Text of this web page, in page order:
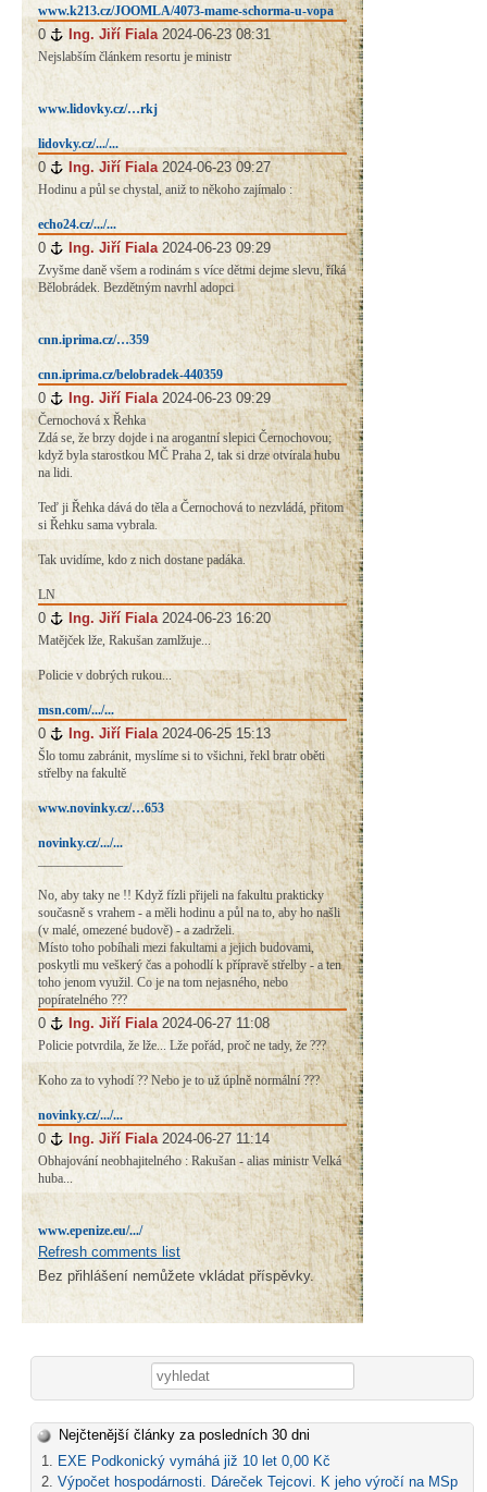
www.k213.cz/JOOMLA/4073-mame-schorma-u-vopa
0 # Ing. Jiří Fiala 2024-06-23 08:31
Nejslabším článkem resortu je ministr
www.lidovky.cz/…rkj
lidovky.cz/.../...
0 # Ing. Jiří Fiala 2024-06-23 09:27
Hodinu a půl se chystal, aniž to někoho zajímalo :
echo24.cz/.../...
0 # Ing. Jiří Fiala 2024-06-23 09:29
Zvyšme daně všem a rodinám s více dětmi dejme slevu, říká
Bělobrádek. Bezdětným navrhl adopci
cnn.iprima.cz/…359
cnn.iprima.cz/belobradek-440359
0 # Ing. Jiří Fiala 2024-06-23 09:29
Černochová x Řehka
Zdá se, že brzy dojde i na arogantní slepici Černochovou;
když byla starostkou MČ Praha 2, tak si drze otvírala hubu
na lidi.
Teď ji Řehka dává do těla a Černochová to nezvládá, přitom
si Řehku sama vybrala.
Tak uvidíme, kdo z nich dostane padáka.
LN
0 # Ing. Jiří Fiala 2024-06-23 16:20
Matějček lže, Rakušan zamlžuje...
Policie v dobrých rukou...
msn.com/.../...
0 # Ing. Jiří Fiala 2024-06-25 15:13
Šlo tomu zabránit, myslíme si to všichni, řekl bratr oběti
střelby na fakultě
www.novinky.cz/…653
novinky.cz/.../...
_____________
No, aby taky ne !! Když fízli přijeli na fakultu prakticky
současně s vrahem - a měli hodinu a půl na to, aby ho našli
(v malé, omezené budově) - a zadrželi.
Místo toho pobíhali mezi fakultami a jejich budovami,
poskytli mu veškerý čas a pohodlí k přípravě střelby - a ten
toho jenom využil. Co je na tom nejasného, nebo
popíratelného ???
0 # Ing. Jiří Fiala 2024-06-27 11:08
Policie potvrdila, že lže... Lže pořád, proč ne tady, že ???
Koho za to vyhodí ?? Nebo je to už úplně normální ???
novinky.cz/.../...
0 # Ing. Jiří Fiala 2024-06-27 11:14
Obhajování neobhajitelného : Rakušan - alias ministr Velká
huba...
www.epenize.eu/.../
Refresh comments list
Bez přihlášení nemůžete vkládat příspěvky.
Vyhledávání
Nejčtenější články za posledních 30 dni
EXE Podkonický vymáhá již 10 let 0,00 Kč
Výpočet hospodárnosti. Dáreček Tejcovi. K jeho výročí na MSp